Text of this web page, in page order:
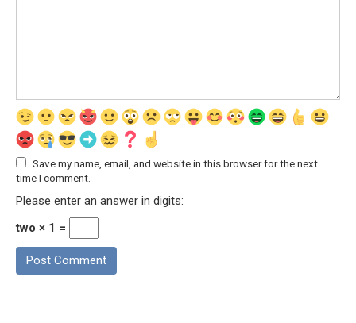
Save my name, email, and website in this browser for the next
time I comment.
Please enter an answer in digits:
two × 1 =